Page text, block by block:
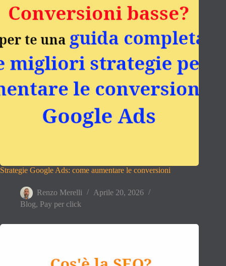
Strategie Google Ads: come aumentare le conversioni
Renzo Merelli
Aprile 20, 2026
Blog, Pay per click